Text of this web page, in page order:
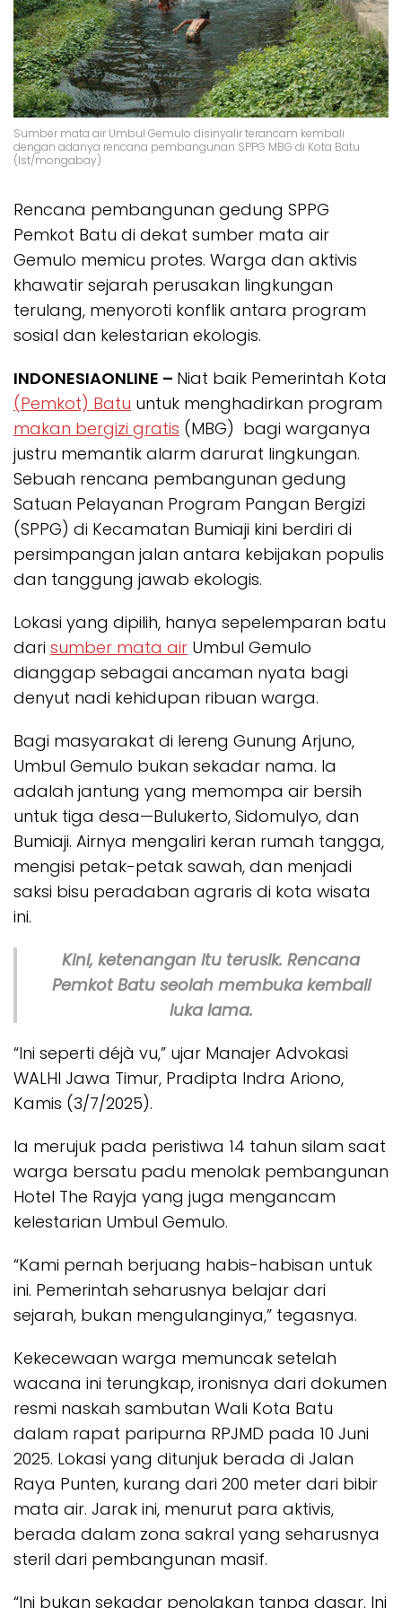
Sumber mata air Umbul Gemulo disinyalir terancam kembali
dengan adanya rencana pembangunan SPPG MBG di Kota Batu
(Ist/mongabay)
Rencana pembangunan gedung SPPG
Pemkot Batu di dekat sumber mata air
Gemulo memicu protes. Warga dan aktivis
khawatir sejarah perusakan lingkungan
terulang, menyoroti konflik antara program
sosial dan kelestarian ekologis.
INDONESIAONLINE – Niat baik Pemerintah Kota
(Pemkot) Batu untuk menghadirkan program
makan bergizi gratis (MBG) bagi warganya
justru memantik alarm darurat lingkungan.
Sebuah rencana pembangunan gedung
Satuan Pelayanan Program Pangan Bergizi
(SPPG) di Kecamatan Bumiaji kini berdiri di
persimpangan jalan antara kebijakan populis
dan tanggung jawab ekologis.
Lokasi yang dipilih, hanya sepelemparan batu
dari sumber mata air Umbul Gemulo
dianggap sebagai ancaman nyata bagi
denyut nadi kehidupan ribuan warga.
Bagi masyarakat di lereng Gunung Arjuno,
Umbul Gemulo bukan sekadar nama. Ia
adalah jantung yang memompa air bersih
untuk tiga desa—Bulukerto, Sidomulyo, dan
Bumiaji. Airnya mengaliri keran rumah tangga,
mengisi petak-petak sawah, dan menjadi
saksi bisu peradaban agraris di kota wisata
ini.
Kini, ketenangan itu terusik. Rencana
Pemkot Batu seolah membuka kembali
luka lama.
“Ini seperti déjà vu,” ujar Manajer Advokasi
WALHI Jawa Timur, Pradipta Indra Ariono,
Kamis (3/7/2025).
Ia merujuk pada peristiwa 14 tahun silam saat
warga bersatu padu menolak pembangunan
Hotel The Rayja yang juga mengancam
kelestarian Umbul Gemulo.
“Kami pernah berjuang habis-habisan untuk
ini. Pemerintah seharusnya belajar dari
sejarah, bukan mengulanginya,” tegasnya.
Kekecewaan warga memuncak setelah
wacana ini terungkap, ironisnya dari dokumen
resmi naskah sambutan Wali Kota Batu
dalam rapat paripurna RPJMD pada 10 Juni
2025. Lokasi yang ditunjuk berada di Jalan
Raya Punten, kurang dari 200 meter dari bibir
mata air. Jarak ini, menurut para aktivis,
berada dalam zona sakral yang seharusnya
steril dari pembangunan masif.
“Ini bukan sekadar penolakan tanpa dasar. Ini